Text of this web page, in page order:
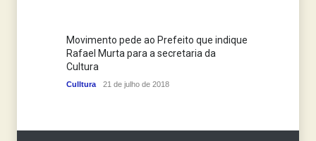
Movimento pede ao Prefeito que indique
Rafael Murta para a secretaria da
Cultura
Culltura 21 de julho de 2018